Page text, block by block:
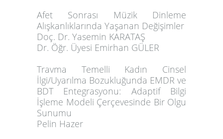
Afet Sonrası Müzik Dinleme
Alışkanlıklarında Yaşanan Değişimler
Doç. Dr. Yasemin KARATAŞ
Dr. Öğr. Üyesi Emirhan GÜLER
Travma Temelli Kadın Cinsel
İlgi/Uyarılma Bozukluğunda EMDR ve
BDT Entegrasyonu: Adaptif Bilgi
İşleme Modeli Çerçevesinde Bir Olgu
Sunumu
Pelin Hazer